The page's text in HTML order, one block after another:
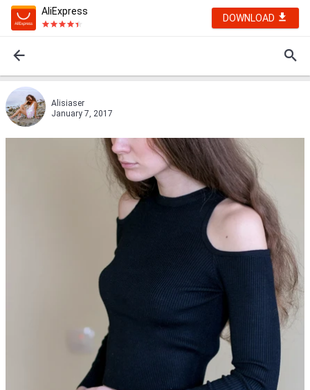
AliExpress
DOWNLOAD
Alisiaser
January 7, 2017